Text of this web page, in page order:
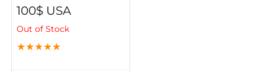
100$ USA
Out of Stock
★★★★★